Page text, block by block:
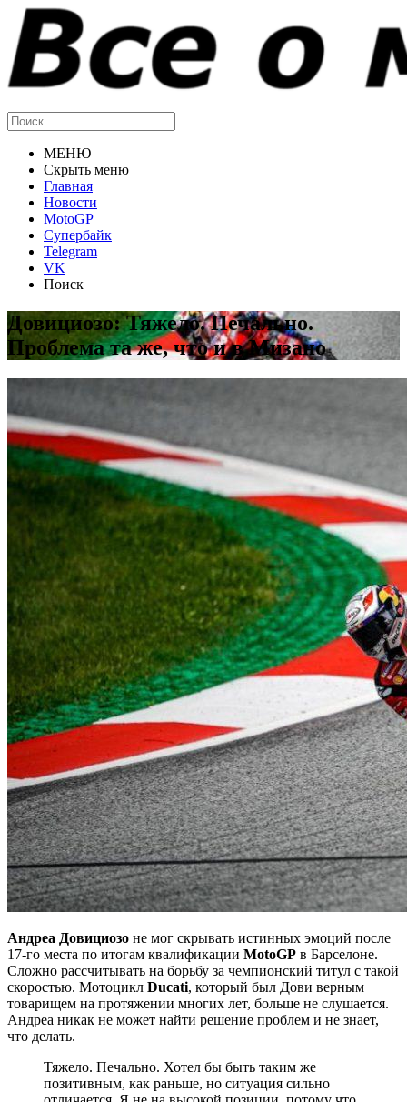
МЕНЮ
Скрыть меню
Главная
Новости
MotoGP
Супербайк
Telegram
VK
Поиск
Довициозо: Тяжело. Печально.
Проблема та же, что и в Мизано
Андреа Довициозо не мог скрывать истинных эмоций после
17-го места по итогам квалификации MotoGP в Барселоне.
Сложно рассчитывать на борьбу за чемпионский титул с такой
скоростью. Мотоцикл Ducati, который был Дови верным
товарищем на протяжении многих лет, больше не слушается.
Андреа никак не может найти решение проблем и не знает,
что делать.
Тяжело. Печально. Хотел бы быть таким же
позитивным, как раньше, но ситуация сильно